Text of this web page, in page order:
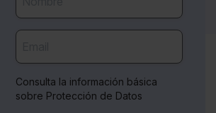
Consulta la información básica
sobre Protección de Datos
al cliente
envío